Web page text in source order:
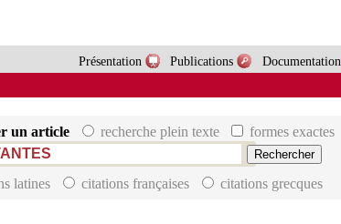
Documentation
Publications
Présentation
un article recherche plein texte formes exactes
latines citations françaises citations grecques